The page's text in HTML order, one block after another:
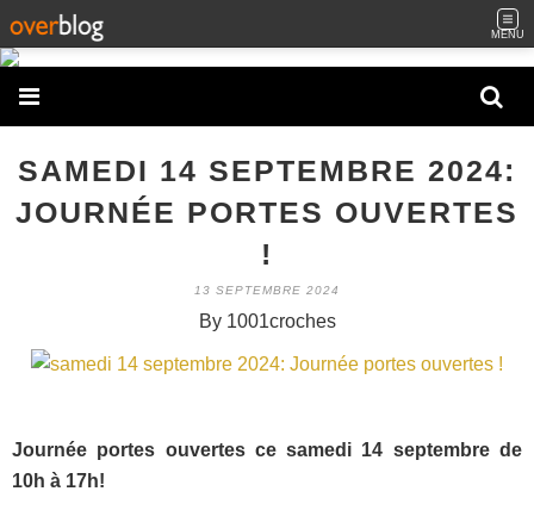
MENU
SAMEDI 14 SEPTEMBRE 2024:
JOURNÉE PORTES OUVERTES
!
13 SEPTEMBRE 2024
By 1001croches
Journée portes ouvertes ce samedi 14 septembre de
10h à 17h!